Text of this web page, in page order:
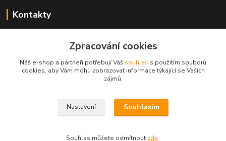
Kontakty
+420731448913
info@opravakotlu.cz
Zpracování cookies
Náš e-shop a partneři potřebují Váš souhlas s použitím souborů
cookies, aby Vám mohli zobrazovat informace týkající se Vašich
zájmů.
Nastavení Souhlasím
Souhlas můžete odmítnout zde.